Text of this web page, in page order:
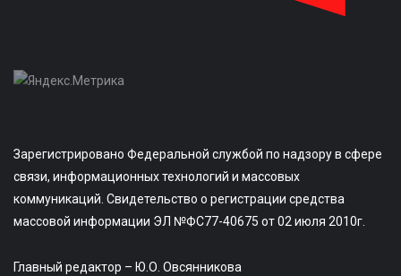
Зарегистрировано Федеральной службой по надзору в сфере
связи, информационных технологий и массовых
коммуникаций. Свидетельство о регистрации средства
массовой информации ЭЛ №ФС77-40675 от 02 июля 2010г.
Главный редактор – Ю.О. Овсянникова